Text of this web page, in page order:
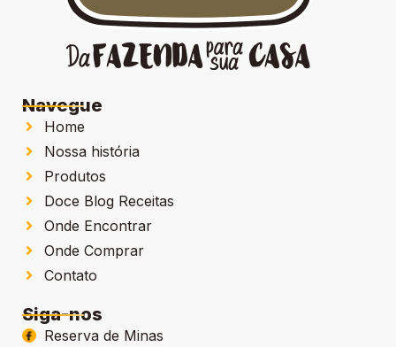
Navegue
Home
Nossa história
Produtos
Doce Blog Receitas
Onde Encontrar
Onde Comprar
Contato
Siga-nos
Reserva de Minas